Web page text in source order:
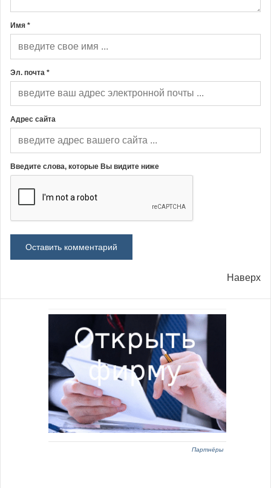
Имя *
Эл. почта *
Адрес сайта
Введите слова, которые Вы видите ниже
Наверх
Партнёры